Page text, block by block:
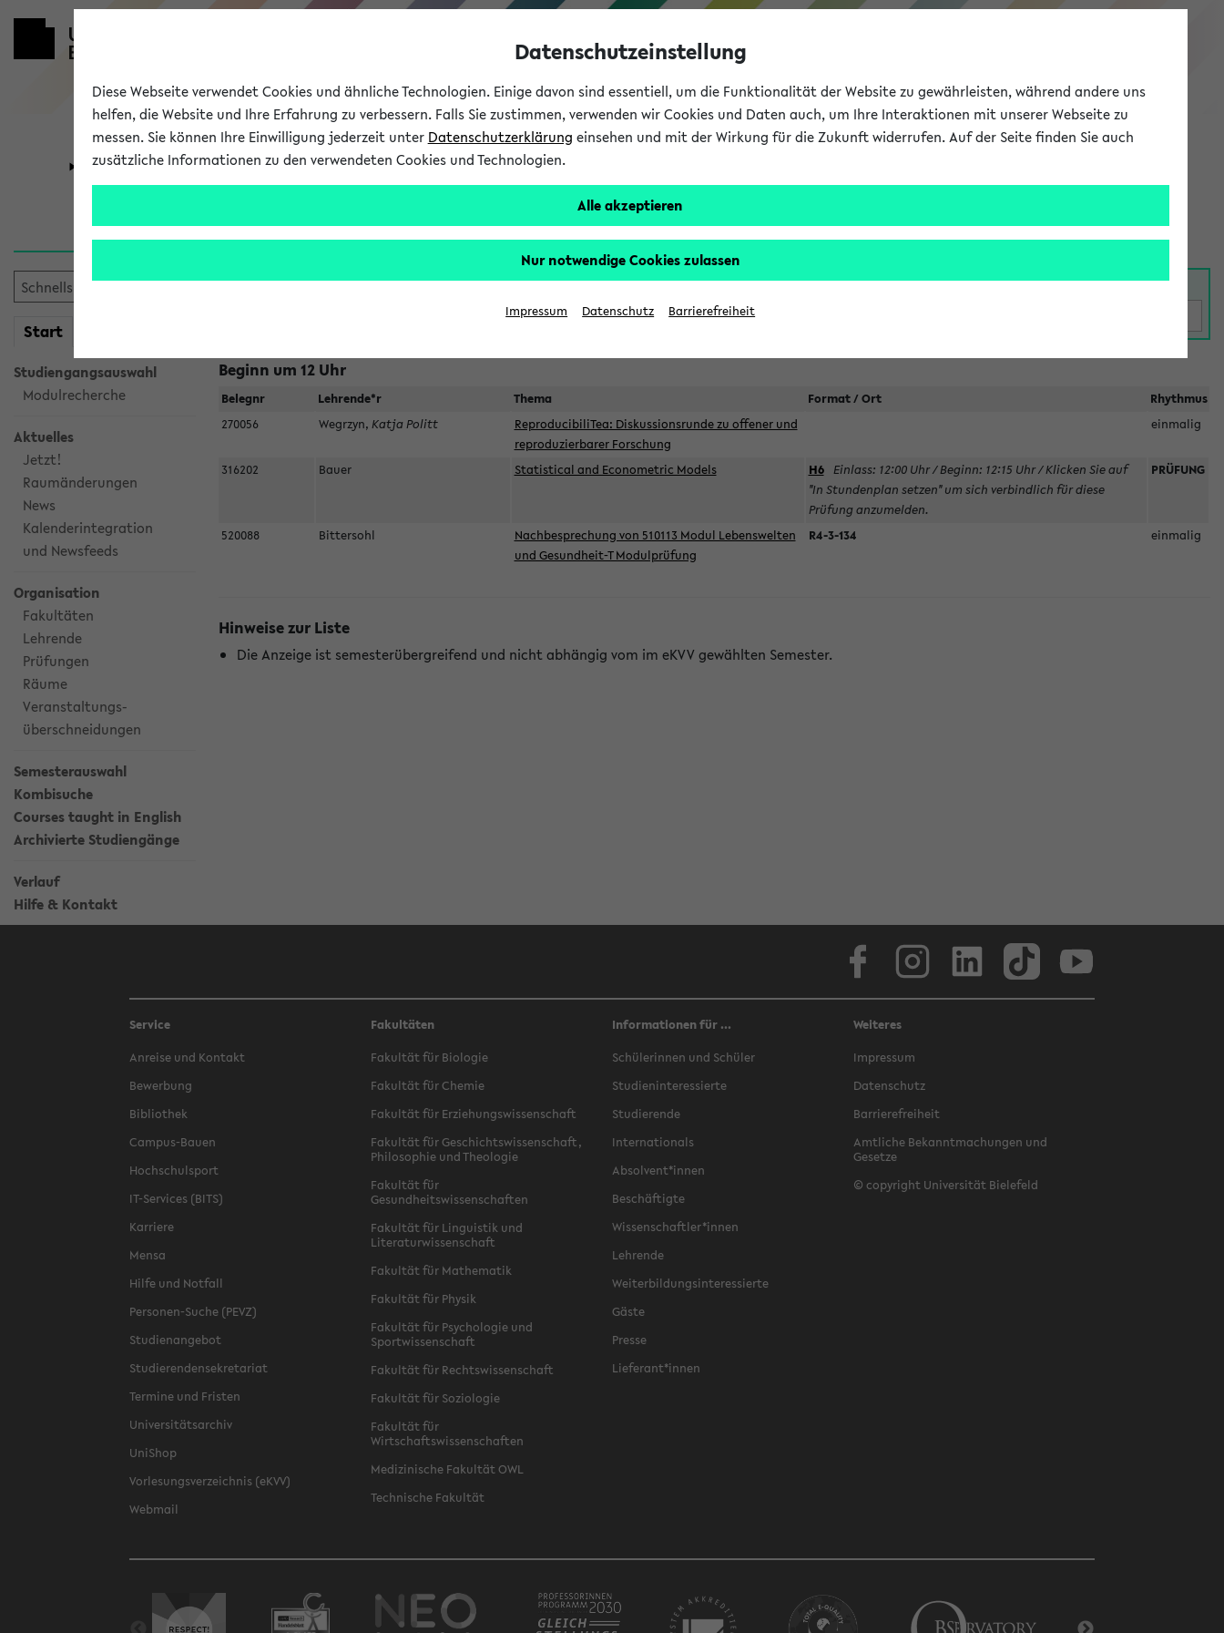
eKVV
Universität Forschung Studium
Start
Studiengangsauswahl
Modulrecherche
Aktuelles
Jetzt!
Raumänderungen
News
Kalenderintegration
und Newsfeeds
Organisation
Fakultäten
Lehrende
Prüfungen
Räume
Veranstaltungs-
überschneidungen
Semesterauswahl
Kombisuche
Courses taught in English
Archivierte Studiengänge
Verlauf
Hilfe & Kontakt
Jetzt und in Kürze stattfindende Veranstaltungen
Zu viele Veranstaltungen?
Suche:
Beginn um 12 Uhr
Belegnr Lehrende*r Thema Format / Ort
Rhythmus
270056
Wegrzyn, Katja Politt
ReproducibiliTea: Diskussionsrunde zu offener und
reproduzierbarer Forschung
einmalig
316202 Bauer Statistical and Econometric Models H6 Einlass: 12:00 Uhr / Beginn: 12:15 Uhr / Klicken Sie auf
"In Stundenplan setzen" um sich verbindlich für diese
Prüfung anzumelden.
PRÜFUNG
520088 Bittersohl
Nachbesprechung von 510113 Modul Lebenswelten
und Gesundheit-T Modulprüfung
R4-3-134 einmalig
Hinweise zur Liste
Die Anzeige ist semesterübergreifend und nicht abhängig vom im eKVV gewählten Semester.
Service
Anreise und Kontakt
Bewerbung
Bibliothek
Campus-Bauen
Hochschulsport
IT-Services (BITS)
Karriere
Mensa
Hilfe und Notfall
Personen-Suche (PEVZ)
Studienangebot
Studierendensekretariat
Termine und Fristen
Universitätsarchiv
UniShop
Vorlesungsverzeichnis (eKVV)
Webmail
Fakultäten
Fakultät für Biologie
Fakultät für Chemie
Fakultät für Erziehungswissenschaft
Fakultät für Geschichtswissenschaft,
Philosophie und Theologie
Fakultät für
Gesundheitswissenschaften
Fakultät für Linguistik und
Literaturwissenschaft
Fakultät für Mathematik
Fakultät für Physik
Fakultät für Psychologie und
Sportwissenschaft
Fakultät für Rechtswissenschaft
Fakultät für Soziologie
Fakultät für
Wirtschaftswissenschaften
Medizinische Fakultät OWL
Technische Fakultät
Informationen für ...
Schülerinnen und Schüler
Studieninteressierte
Studierende
Internationals
Absolvent*innen
Beschäftigte
Wissenschaftler*innen
Lehrende
Weiterbildungsinteressierte
Gäste
Presse
Lieferant*innen
Weiteres
Impressum
Datenschutz
Barrierefreiheit
Amtliche Bekanntmachungen und
Gesetze
© copyright Universität Bielefeld
Datenschutzeinstellung
Diese Webseite verwendet Cookies und ähnliche Technologien. Einige davon sind essentiell, um die Funktionalität der Website zu gewährleisten, während andere uns
helfen, die Website und Ihre Erfahrung zu verbessern. Falls Sie zustimmen, verwenden wir Cookies und Daten auch, um Ihre Interaktionen mit unserer Webseite zu
messen. Sie können Ihre Einwilligung jederzeit unter Datenschutzerklärung einsehen und mit der Wirkung für die Zukunft widerrufen. Auf der Seite finden Sie auch
zusätzliche Informationen zu den verwendeten Cookies und Technologien.
Alle akzeptieren
Nur notwendige Cookies zulassen
Impressum Datenschutz Barrierefreiheit